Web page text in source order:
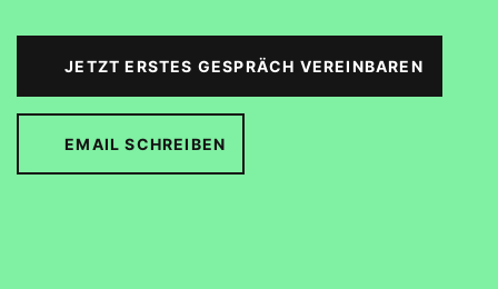
JETZT ERSTES GESPRÄCH VEREINBAREN
EMAIL SCHREIBEN